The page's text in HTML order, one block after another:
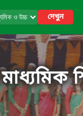
দেখুন